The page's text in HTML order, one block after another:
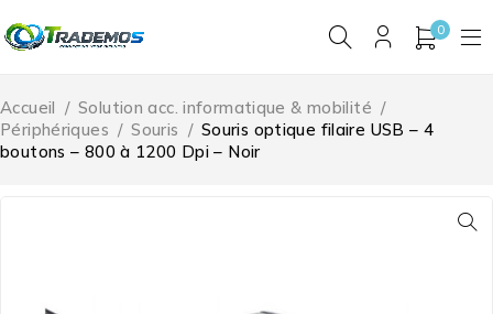
0
Accueil / Solution acc. informatique & mobilité /
Périphériques / Souris / Souris optique filaire USB – 4
boutons – 800 à 1200 Dpi – Noir